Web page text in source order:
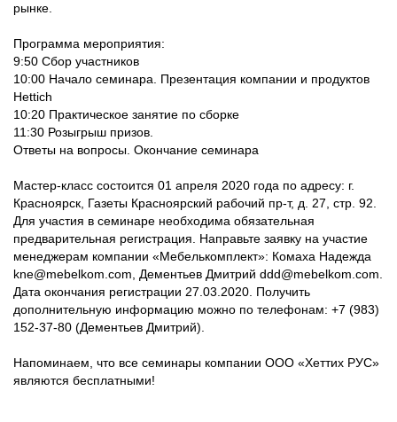
рынке.
Программа мероприятия:
9:50 Сбор участников
10:00 Начало семинара. Презентация компании и продуктов
Hettich
10:20 Практическое занятие по сборке
11:30 Розыгрыш призов.
Ответы на вопросы. Окончание семинара
Мастер-класс состоится 01 апреля 2020 года по адресу: г.
Красноярск, Газеты Красноярский рабочий пр-т, д. 27, стр. 92.
Для участия в семинаре необходима обязательная
предварительная регистрация. Направьте заявку на участие
менеджерам компании «Мебелькомплект»: Комаха Надежда
kne@mebelkom.com, Дементьев Дмитрий ddd@mebelkom.com.
Дата окончания регистрации 27.03.2020. Получить
дополнительную информацию можно по телефонам: +7 (983)
152-37-80 (Дементьев Дмитрий).
Напоминаем, что все семинары компании ООО «Хеттих РУС»
являются бесплатными!